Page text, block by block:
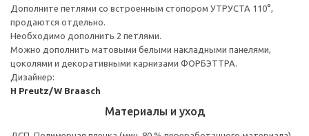
Дополните петлями со встроенным стопором УТРУСТА 110°,
продаются отдельно.
Необходимо дополнить 2 петлями.
Можно дополнить матовыми белыми накладными панелями,
цоколями и декоративными карнизами ФОРБЭТТРА.
Дизайнер:
H Preutz/W Braasch
Материалы и уход